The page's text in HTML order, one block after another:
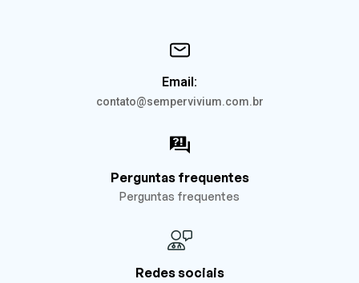
Email:
contato@sempervivium.com.br
Perguntas frequentes
Perguntas frequentes
Redes sociais